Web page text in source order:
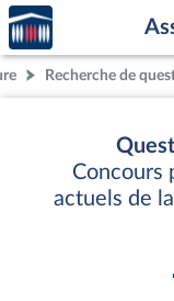
Aller au contenu
Aller en bas de la
Accèder
à la
page
d'accueilRecherche de
Concours
actuels de